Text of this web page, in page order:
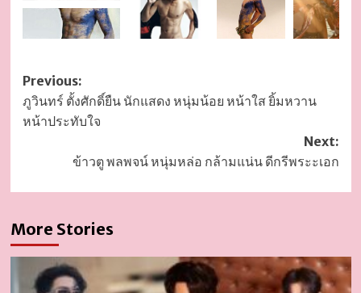
Post
navigation
Previous:
ภูวินทร์ ตั้งศักดิ์ยืน นักแสดง หนุ่มน้อย หน้าใส ยิ้มหวาน
หน้าประทับใจ
Next:
ข้าวตู พลพจน์ หนุ่มหล่อ กล้ามแน่น ดีกรีพระะเอก
More Stories